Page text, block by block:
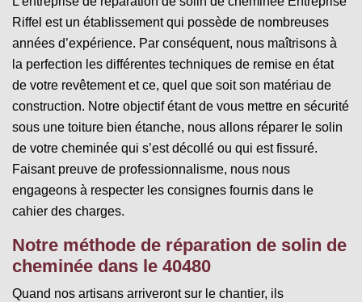
Riffel est un établissement qui possède de nombreuses
années d’expérience. Par conséquent, nous maîtrisons à
la perfection les différentes techniques de remise en état
de votre revêtement et ce, quel que soit son matériau de
construction. Notre objectif étant de vous mettre en sécurité
sous une toiture bien étanche, nous allons réparer le solin
de votre cheminée qui s’est décollé ou qui est fissuré.
Faisant preuve de professionnalisme, nous nous
engageons à respecter les consignes fournis dans le
cahier des charges.
Notre méthode de réparation de solin de
cheminée dans le 40480
Quand nos artisans arriveront sur le chantier, ils